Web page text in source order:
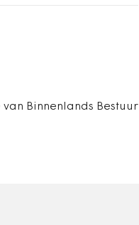
Binnenlands Bestuur